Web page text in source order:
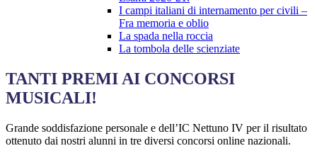
I campi italiani di internamento per civili –
Fra memoria e oblio
La spada nella roccia
La tombola delle scienziate
TANTI PREMI AI CONCORSI
MUSICALI!
Grande soddisfazione personale e dell’IC Nettuno IV per il risultato
ottenuto dai nostri alunni in tre diversi concorsi online nazionali.